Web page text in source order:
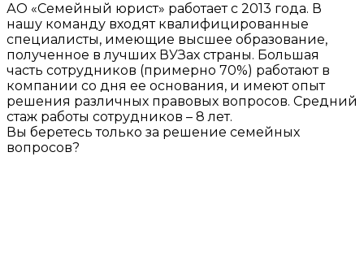
АО «Семейный юрист» работает с 2013 года. В
нашу команду входят квалифицированные
специалисты, имеющие высшее образование,
полученное в лучших ВУЗах страны. Большая
часть сотрудников (примерно 70%) работают в
компании со дня ее основания, и имеют опыт
решения различных правовых вопросов. Средний
стаж работы сотрудников – 8 лет.
Вы беретесь только за решение семейных
вопросов?